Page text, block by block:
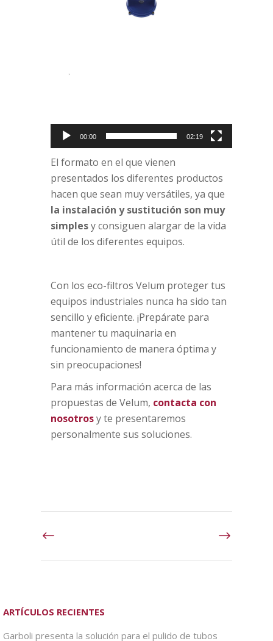
00:00 02:19
El formato en el que vienen
presentados los diferentes productos
hacen que sean muy versátiles, ya que
la instalación y sustitución son muy
simplesy consiguen alargar de la vida
útil de los diferentes equipos.
Con los eco-filtros Velum proteger tus
equipos industriales nunca ha sido tan
sencillo y eficiente. ¡Prepárate para
mantener tu maquinaria en
funcionamiento de manera óptima y
sin preocupaciones!
Para más información acerca de las
propuestas de Velum, contacta con
nosotrosy te presentaremos
personalmente sus soluciones.
ARTÍCULOS RECIENTES
Garboli presenta la solución para el pulido de tubos